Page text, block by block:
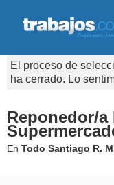
El proceso de
ha cerrado. Lo
Reponedor/a
En Todo Santiago R.